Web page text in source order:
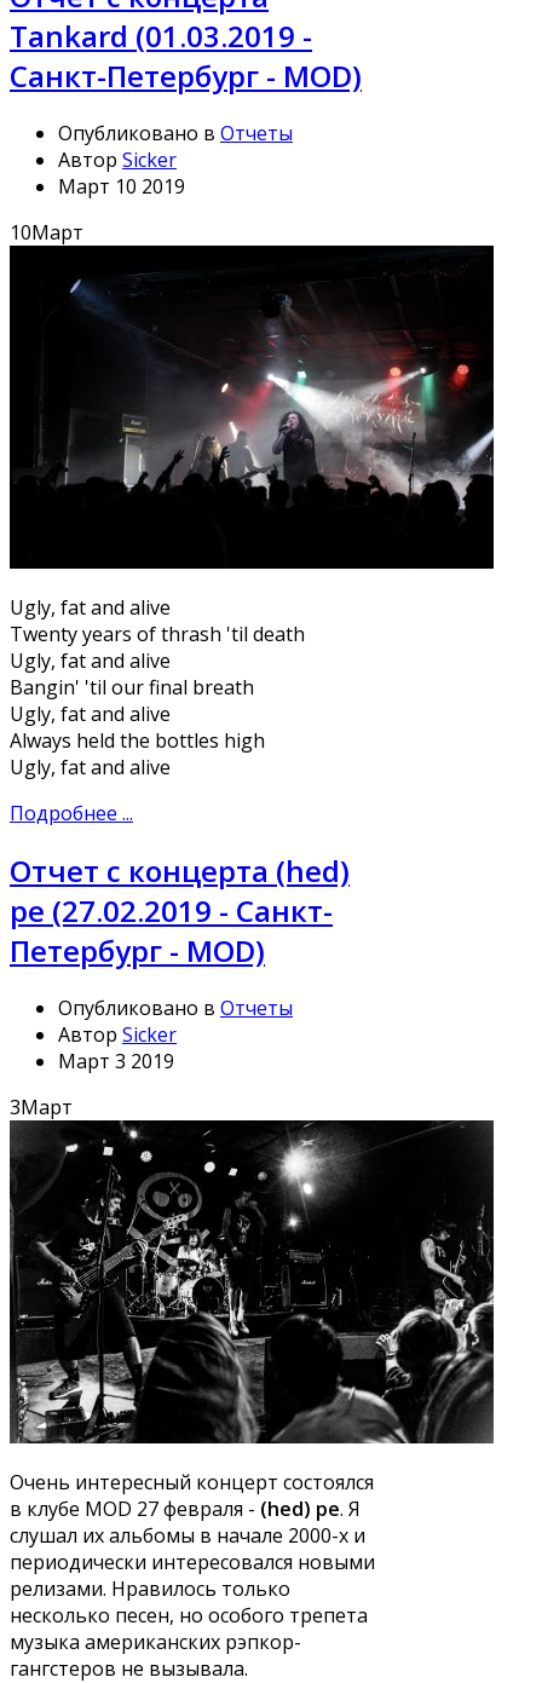
Tankard (01.03.2019 -
Санкт-Петербург - MOD)
Опубликовано в Отчеты
Автор Sicker
Март 10 2019
10Март
Ugly, fat and alive
Twenty years of thrash 'til death
Ugly, fat and alive
Bangin' 'til our final breath
Ugly, fat and alive
Always held the bottles high
Ugly, fat and alive
Подробнее ...
Отчет с концерта (hed)
pe (27.02.2019 - Санкт-
Петербург - MOD)
Опубликовано в Отчеты
Автор Sicker
Март 3 2019
3Март
Очень интересный концерт состоялся
в клубе MOD 27 февраля - (hed) pe. Я
слушал их альбомы в начале 2000-х и
периодически интересовался новыми
релизами. Нравилось только
несколько песен, но особого трепета
музыка американских рэпкор-
гангстеров не вызывала.